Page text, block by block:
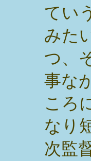
てい
みた
つ、
事な
ころ
なり
次監